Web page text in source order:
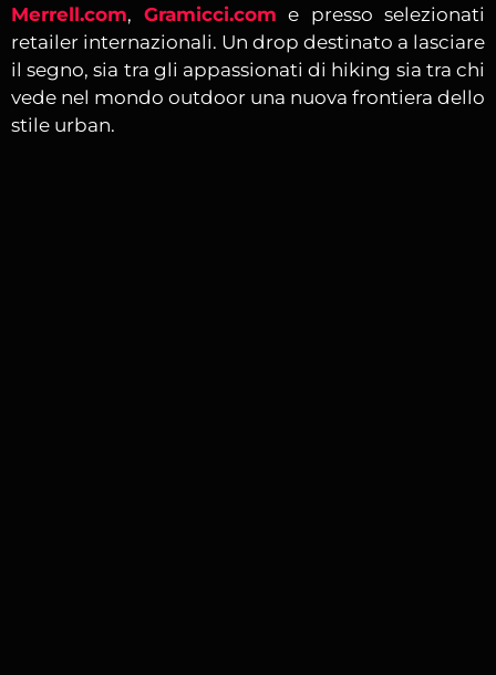
Merrell.com, Gramicci.com e presso selezionati
retailer internazionali. Un drop destinato a lasciare
il segno, sia tra gli appassionati di hiking sia tra chi
vede nel mondo outdoor una nuova frontiera dello
stile urban.